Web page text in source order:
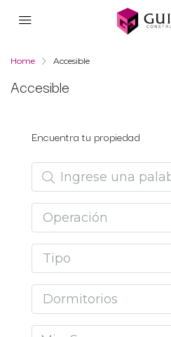
Home Accesible
Accesible
Encuentra tu propiedad
Operación
Tipo
Dormitorios